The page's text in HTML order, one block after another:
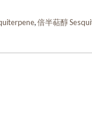
,倍半萜醇